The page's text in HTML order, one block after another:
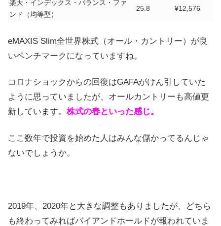
楽天・インデックス・バランス・ファ
ンド（均等型）
25.8 ¥12,576
eMAXIS Slim全世界株式（オール・カントリー）が良
いベンチマークになっていますね。
コロナショックからの回復はGAFAがけん引していた
ように思っていましたが、オールカントリーも高値更
新しています。 株式の春といった感じ。
ここ数年で投資を始めた人はみんな儲かってるんじゃ
ないでしょうか。
2019年、2020年と大きな調整もありましたが、どちら
も終わってみればバイアンドホールドが報われていま